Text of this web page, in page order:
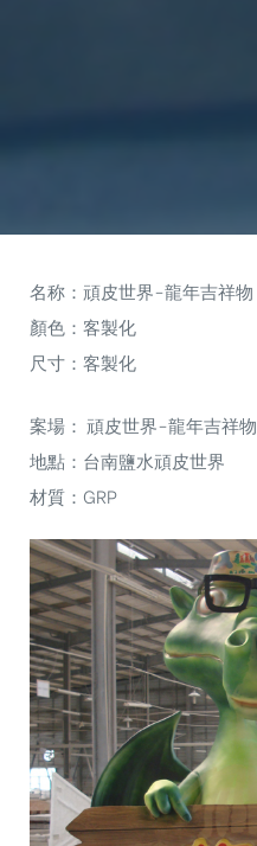
名称：頑皮世界-龍年吉祥物
顏色：客製化
尺寸：客製化
案場： 頑皮世界-龍年吉祥物
地點：台南鹽水頑皮世界
材質：GRP